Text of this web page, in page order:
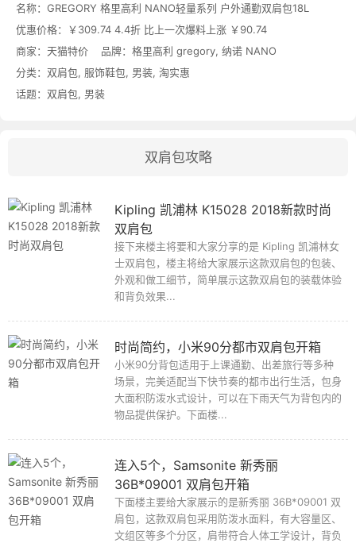
名称： GREGORY 格里高利 NANO轻量系列 户外通勤双肩包18L
优惠价格：
￥309.74 4.4折 比上一次爆料上涨 ￥90.74
商家： 天猫特价 品牌： 格里高利 gregory, 纳诺 NANO
分类： 双肩包, 服饰鞋包, 男装, 淘实惠
话题： 双肩包, 男装
双肩包攻略
Kipling 凯浦林 K15028 2018新款时尚
双肩包
接下来楼主将要和大家分享的是 Kipling 凯浦林女
士双肩包，楼主将给大家展示这款双肩包的包装、
外观和做工细节，简单展示这款双肩包的装载体验
和背负效果...
时尚简约，小米90分都市双肩包开箱
小米90分背包适用于上课通勤、出差旅行等多种
场景，完美适配当下快节奏的都市出行生活，包身
大面积防泼水式设计，可以在下雨天气为背包内的
物品提供保护。下面楼...
连入5个，Samsonite 新秀丽
36B*09001 双肩包开箱
下面楼主要给大家展示的是新秀丽 36B*09001 双
肩包，这款双肩包采用防泼水面料，有大容量区、
文组区等多个分区，肩带符合人体工学设计，背负